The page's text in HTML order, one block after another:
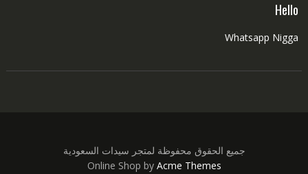
Hello
Whatsapp Nigga
جميع الحقوق محفوظة لمتجر سيدات السعودية
Online Shop by Acme Themes